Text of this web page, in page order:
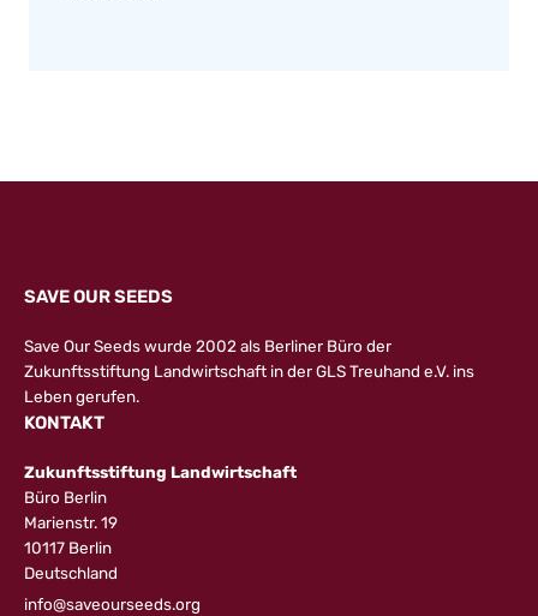
SAVE OUR SEEDS
Save Our Seeds wurde 2002 als Berliner Büro der
Zukunftsstiftung Landwirtschaft in der GLS Treuhand e.V. ins
Leben gerufen.
KONTAKT
Zukunftsstiftung Landwirtschaft
Büro Berlin
Marienstr. 19
10117 Berlin
Deutschland
info@saveourseeds.org